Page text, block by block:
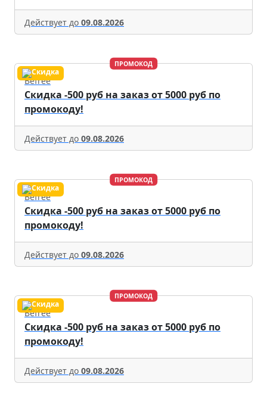
Действует до 09.08.2026
ПРОМОКОД
Befree
Скидка -500 руб на заказ от 5000 руб по
промокоду!
Действует до 09.08.2026
ПРОМОКОД
Befree
Скидка -500 руб на заказ от 5000 руб по
промокоду!
Действует до 09.08.2026
ПРОМОКОД
Befree
Скидка -500 руб на заказ от 5000 руб по
промокоду!
Действует до 09.08.2026